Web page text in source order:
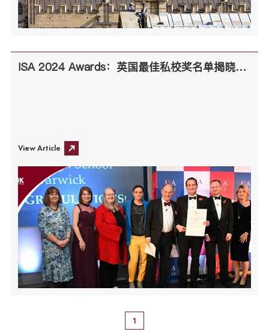
ISA 2024 Awards：英国最佳私校奖名单揭晓！年度最佳寄宿竟然是这所
View Article
1